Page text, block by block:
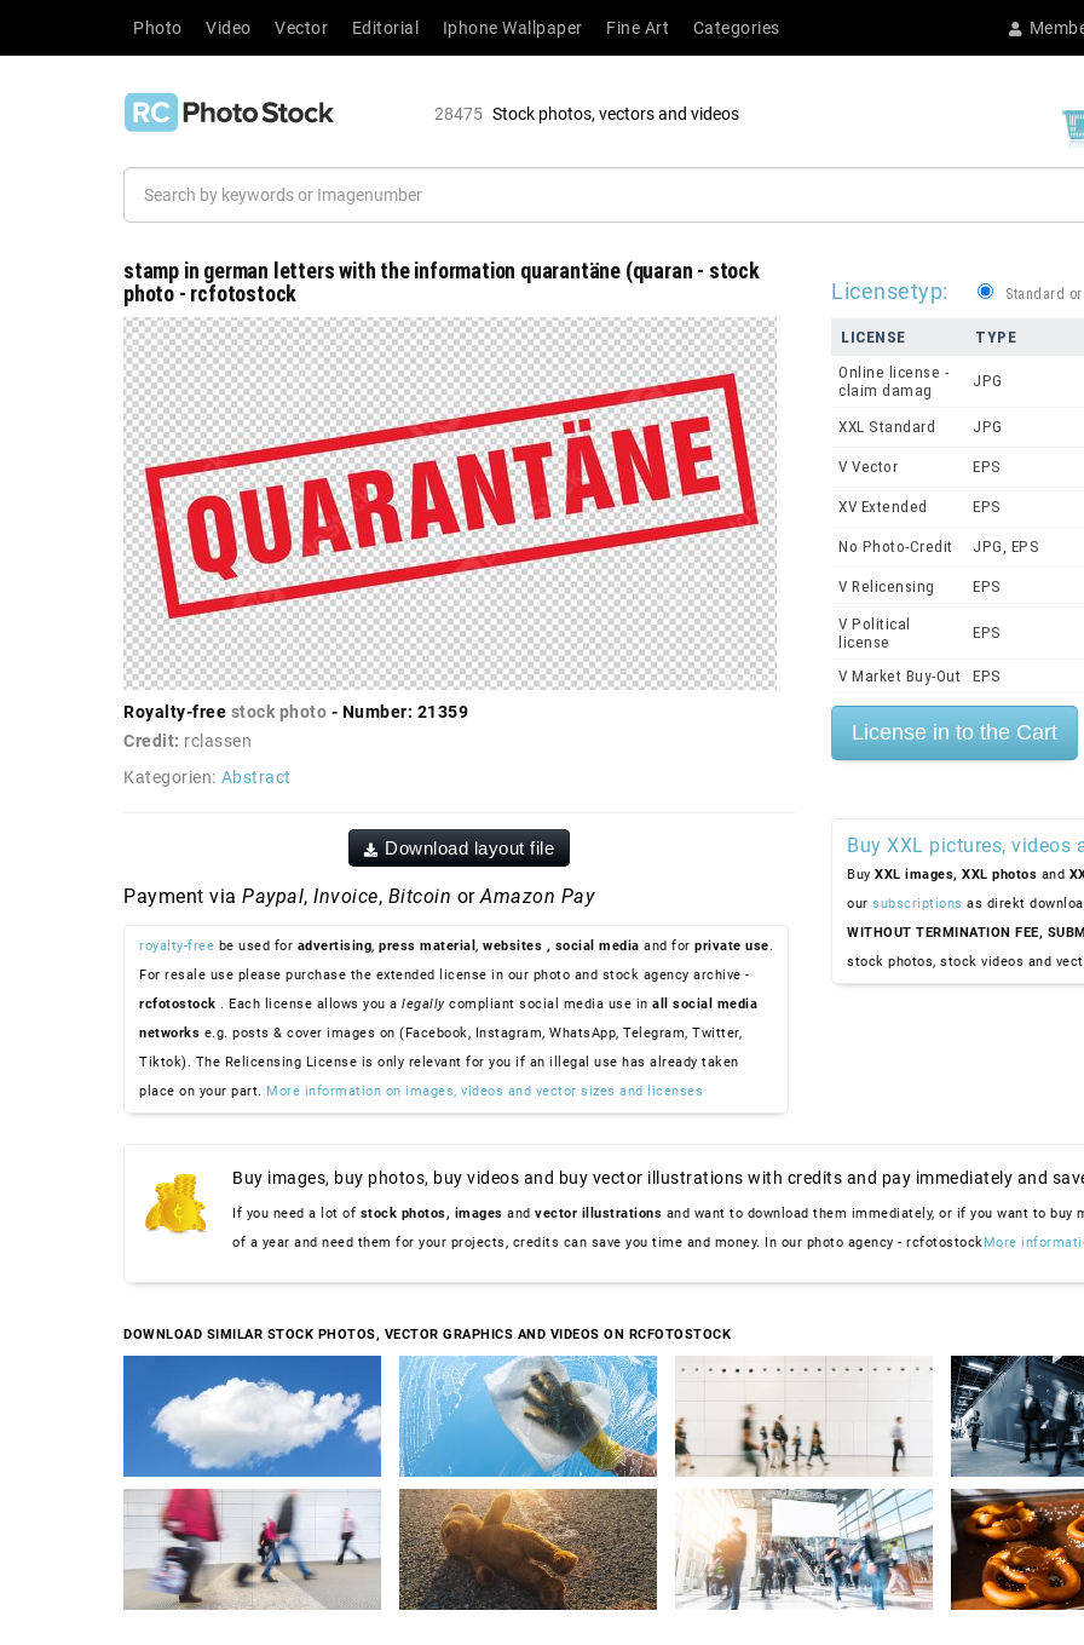
Photo Video Vector Editorial Iphone Wallpaper Fine Art Categories
28475 Stock photos, vectors and videos
stamp in german letters with the information quarantäne (quaran - stock
photo - rcfotostock
Royalty-free stock photo - Number: 21359
Credit: rclassen
Kategorien: Abstract
Download layout file
Payment via Paypal, Invoice, Bitcoin or Amazon Pay
royalty-free be used for advertising, press material , websites , social media and for private use.
For resale use please purchase the extended license in our photo and stock agency archive -
rcfotostock . Each license allows you a legallycompliant social media use in all social media
networks e.g. posts & cover images on (Facebook, Instagram, WhatsApp, Telegram, Twitter,
Tiktok). The Relicensing License is only relevant for you if an illegal use has already taken
place on your part. More information on images, videos and vector sizes and licenses
Licensetyp: Standard
LICENSE
TYPE
Online license -
claim damag
JPG
XXL Standard JPG
V Vector EPS
XV Extended EPS
No Photo-Credit JPG, EPS
V Relicensing EPS
V Political
license
EPS
V Market Buy-Out EPS
Buy XXL pictures,
Buy XXL images, XXL photos and
our subscriptions as direkt
WITHOUT TERMINATION FEE,
stock photos, stock videos and
Buy images, buy photos, buy videos and buy vector illustrations with credits and pay immediately and
If you need a lot of stock photos, images and vector illustrations and want to download them immediately, or if you want to buy
of a year and need them for your projects, credits can save you time and money. In our photo agency - rcfotostockMore
DOWNLOAD SIMILAR STOCK PHOTOS, VECTOR GRAPHICS AND VIDEOS ON RCFOTOSTOCK